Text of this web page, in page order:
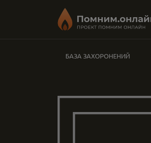
БАЗА ЗАХОРОНЕНИЙ